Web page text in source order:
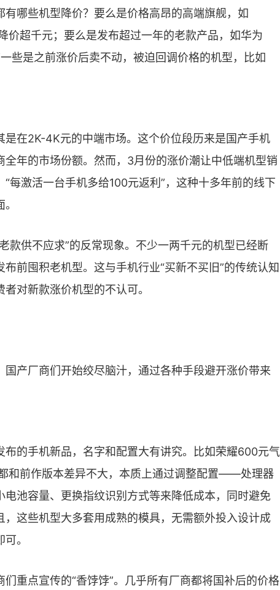
有哪些机型降价？要么是价格高昂的高端旗舰，如
价超千元；要么是发布超过一年的老款产品，如华为
些是之前涨价后卖不动，被迫回调价格的机型，比如
是在2K-4K元的中端市场。这个价位段历来是国产手机
全年的市场份额。然而，3月份的涨价潮让中低端机型销
每激活一台手机多给100元返利”，这种十多年前的线下
款供不应求”的反常现象。不少一两千元的机型已经断
前囤积老机型。这与手机行业“买新不买旧”的传统认知
对新款涨价机型的不认可。
国产厂商们开始绞尽脑汁，通过各种手段避开涨价带来
布的手机新品，名字和配置大有讲究。比如荣耀600元气
和前作版本差异不大，本质上通过调整配置——处理器
电池容量、更换指纹识别方式等来降低成本，同时避免
这些机型大多套用成熟的模具，无需额外投入设计成
。
重点宣传的“香饽饽”。几乎所有厂商都将国补后的价格